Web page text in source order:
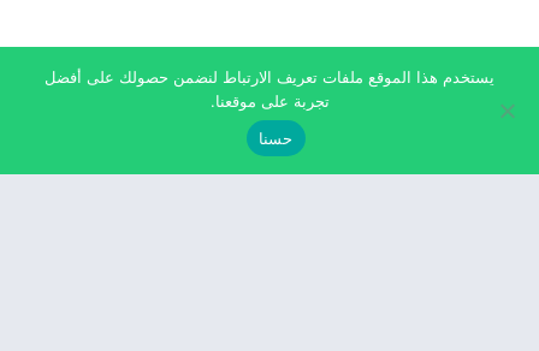
يستخدم هذا الموقع ملفات تعريف الارتباط لنضمن حصولك على أفضل
تجربة على موقعنا.
حسنا